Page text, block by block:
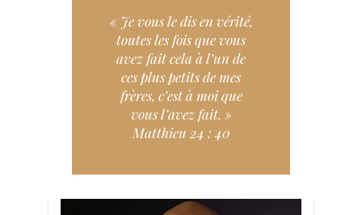
« Je vous le dis en vérité,
toutes les fois que vous
avez fait cela à l’un de
ces plus petits de mes
frères, c’est à moi que
vous l’avez fait. »
Matthieu 24 : 40